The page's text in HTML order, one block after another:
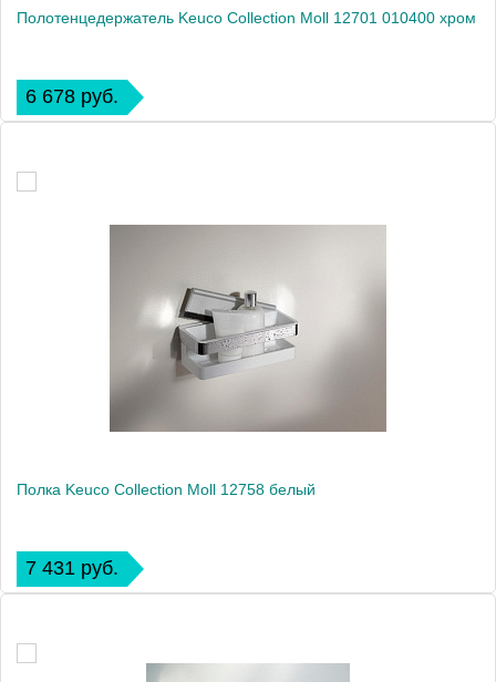
Полотенцедержатель Keuco Collection Moll 12701 010400 хром
6 678 руб.
Полка Keuco Collection Moll 12758 белый
7 431 руб.